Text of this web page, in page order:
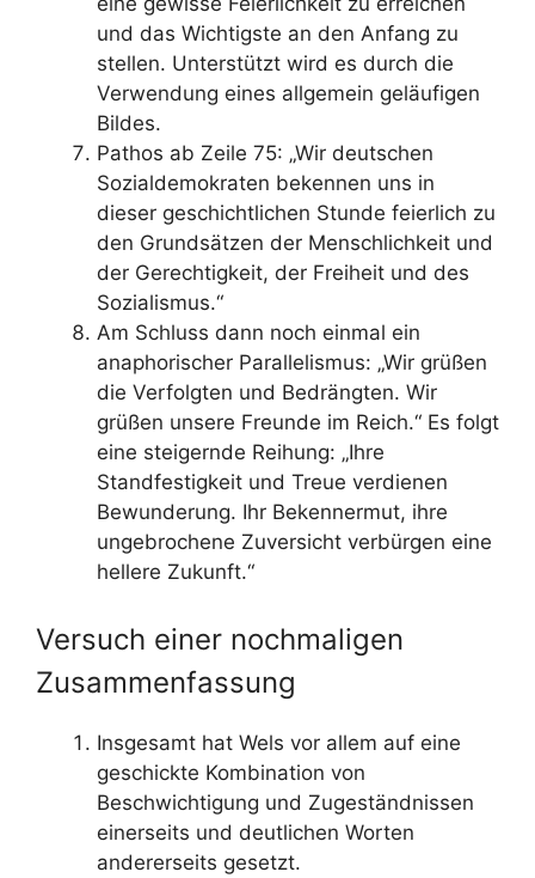
und das Wichtigste an den Anfang zu
stellen. Unterstützt wird es durch die
Verwendung eines allgemein geläufigen
Bildes.
Pathos ab Zeile 75: „Wir deutschen
Sozialdemokra­ten bekennen uns in
dieser geschichtlichen Stunde feierlich zu
den Grundsätzen der Menschlichkeit und
der Gerechtigkeit, der Freiheit und des
Sozialismus.“
Am Schluss dann noch einmal ein
anaphorischer Parallelismus: „Wir grüßen
die Verfolgten und Bedrängten. Wir
grüßen unsere Freunde im Reich.“ Es folgt
eine steigernde Reihung: „Ihre
Standfestigkeit und Treue verdienen
Bewun­derung. Ihr Bekennermut, ihre
ungebrochene Zuversicht verbürgen eine
hellere Zukunft.“
Versuch einer nochmaligen
Zusammenfassung
Insgesamt hat Wels vor allem auf eine
geschickte Kombination von
Beschwichtigung und Zugeständnissen
einerseits und deutlichen Worten
andererseits gesetzt.